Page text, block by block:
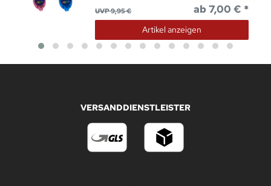
UVP 9,95 € ab 7,00 € *
Artikel anzeigen
VERSANDDIENSTLEISTER